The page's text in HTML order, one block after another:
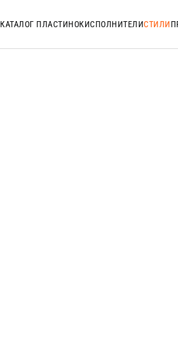
КАТАЛОГ ПЛАСТИНОКИСПОЛНИТЕЛИСТИЛИ